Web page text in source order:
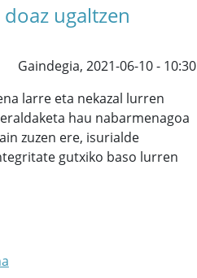
ugaltzen
Gaindegia, 2021-06-10 - 10:30
larre eta nekazal lurren
hau nabarmenagoa
zuzen ere, isurialde
gutxiko baso lurren